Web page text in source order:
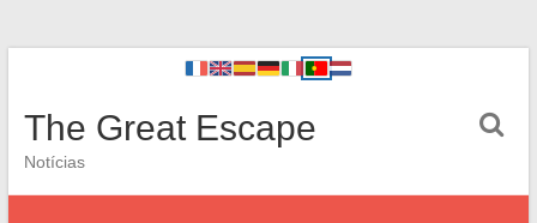
The Great Escape
Notícias